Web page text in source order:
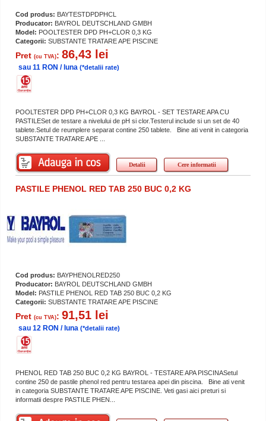
Cod produs: BAYTESTDPDPHCL
Producator: BAYROL DEUTSCHLAND GMBH
Model: POOLTESTER DPD PH+CLOR 0,3 KG
Categorii: SUBSTANTE TRATARE APE PISCINE
Pret (cu TVA): 86,43 lei
sau 11 RON / luna (*detalii rate)
POOLTESTER DPD PH+CLOR 0,3 KG BAYROL - SET TESTARE APA CU
PASTILESet de testare a nivelului de pH si clor.Testerul include si un set de 40
tablete.Setul de reumplere separat contine 250 tablete. Bine ati venit in categoria
SUBSTANTE TRATARE APE ...
Detalii Cere informatii
PASTILE PHENOL RED TAB 250 BUC 0,2 KG
Cod produs: BAYPHENOLRED250
Producator: BAYROL DEUTSCHLAND GMBH
Model: PASTILE PHENOL RED TAB 250 BUC 0,2 KG
Categorii: SUBSTANTE TRATARE APE PISCINE
Pret (cu TVA): 91,51 lei
sau 12 RON / luna (*detalii rate)
PHENOL RED TAB 250 BUC 0,2 KG BAYROL - TESTARE APA PISCINASetul
contine 250 de pastile phenol red pentru testarea apei din piscina. Bine ati venit
in categoria SUBSTANTE TRATARE APE PISCINE. Veti gasi aici preturi si
informatii despre PASTILE PHEN...